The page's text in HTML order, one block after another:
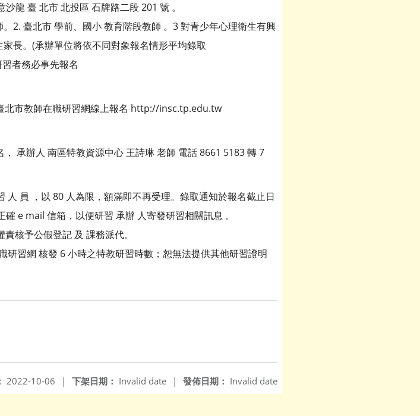
龍 臺 北市 北投區 石牌路二段 201 號 。
2. 臺北市 學前、國小 教育階段教師 。3 對青少年心理衛生有興
長。(承辦單位將依不同對象報名情形平均錄取
者務必事先報名
北市教師在職研習網線上報名 http://insc.tp.edu.tw
承辦人 南區特教資源中心 王詩琳 老師 電話 8661 5183 轉 7
員 ，以 80 人為限，額滿即不再受理。錄取通知於報名截止日
e mail 信箱，以便研習 承辦 人寄發研習相關訊息 。
核予公假登記 及 課務派代。
習網 核發 6 小時之特教研習時數；恕無法提供其他研習證明
發佈日期： Invalid date
下架日期： Invalid date |
2022-10-06 |